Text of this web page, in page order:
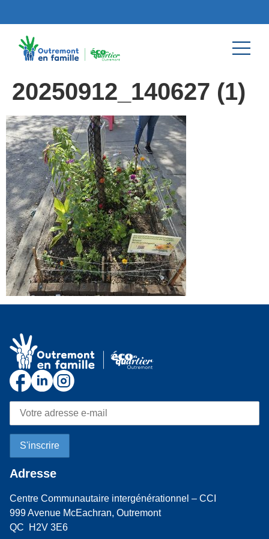
20250912_140627 (1)
Adresse
Centre Communautaire intergénérationnel – CCI
999 Avenue McEachran, Outremont
QC H2V 3E6